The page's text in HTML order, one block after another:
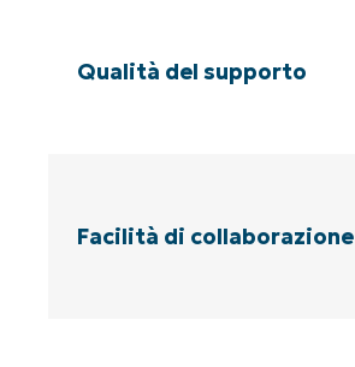
Qualità del supporto
Facilità di collaborazione